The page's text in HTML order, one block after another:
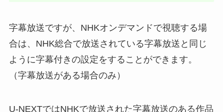
字幕放送ですが、NHKオンデマンドで視聴する場
合は、NHK総合で放送されている字幕放送と同じ
ように字幕付きの設定をすることができます。
（字幕放送がある場合のみ）
U-NEXTではNHKで放送された字幕放送のある作品